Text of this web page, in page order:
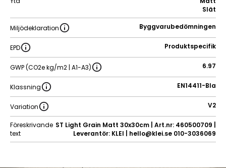
Slät
Miljödeklaration Byggvarubedömningen
EPD Produktspecifik
GWP (CO2e kg/m2 | A1-A3) 6.97
Klassning EN14411-BIa
Variation V2
Föreskrivande
text
ST Light Grain Matt 30x30cm | Art.nr: 460500709 |
Leverantör: KLEI | hello@klei.se 010-3036069